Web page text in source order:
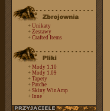
+ Unikaty
+ Zestawy
+ Crafted Items
+ Mody 1.10
+ Mody 1.09
+ Tapety
+ Patche
+ Skiny WinAmp
+ Inne